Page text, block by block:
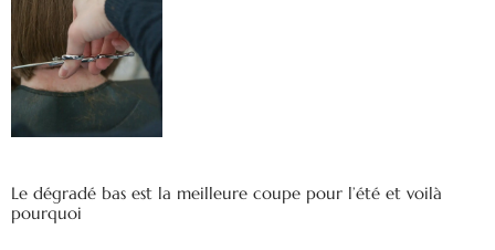
Le dégradé bas est la meilleure coupe pour l’été et voilà
pourquoi